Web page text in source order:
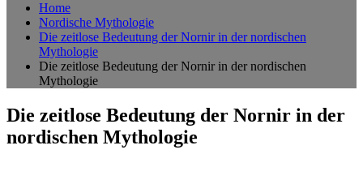
Home
Nordische Mythologie
Die zeitlose Bedeutung der Nornir in der nordischen
Mythologie
Die zeitlose Bedeutung der Nornir in der nordischen
Mythologie
Die zeitlose Bedeutung der Nornir in der
nordischen Mythologie